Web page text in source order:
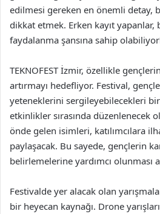
edilmesi gereken en önemli detay,
dikkat etmek. Erken kayıt yapanlar,
faydalanma şansına sahip
TEKNOFEST İzmir, özellikle
artırmayı hedefliyor. Festival,
yeteneklerini sergileyebilecekleri
etkinlikler sırasında düzenlenecek
önde gelen isimleri, katılımcılara
paylaşacak. Bu sayede, gençlerin
belirlemelerine yardımcı olunması
Festivalde yer alacak olan
bir heyecan kaynağı. Drone